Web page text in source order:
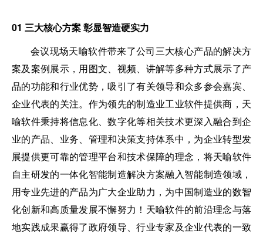
01 三大核心方案 彰显智造硬实力
会议现场天喻软件带来了公司三大核心产品的解决方
案及案例展示，用图文、视频、讲解等多种方式展示了产
品的功能和行业优势，吸引了有关领导和众多参会嘉宾、
企业代表的关注。作为领先的制造业工业软件提供商，天
喻软件秉持将信息化、数字化等相关技术更深入融合到企
业的产品、业务、管理和决策支持体系中，为企业转型发
展提供更可靠的管理平台和技术保障的理念，将天喻软件
自主研发的一体化智能制造解决方案融入智能制造领域，
用专业先进的产品为广大企业助力，为中国制造业的数智
化创新和高质量发展不懈努力！天喻软件的前沿理念与落
地实践成果赢得了政府领导、行业专家及企业代表的一致